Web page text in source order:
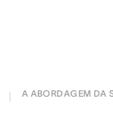
A ABORDAGEM DA